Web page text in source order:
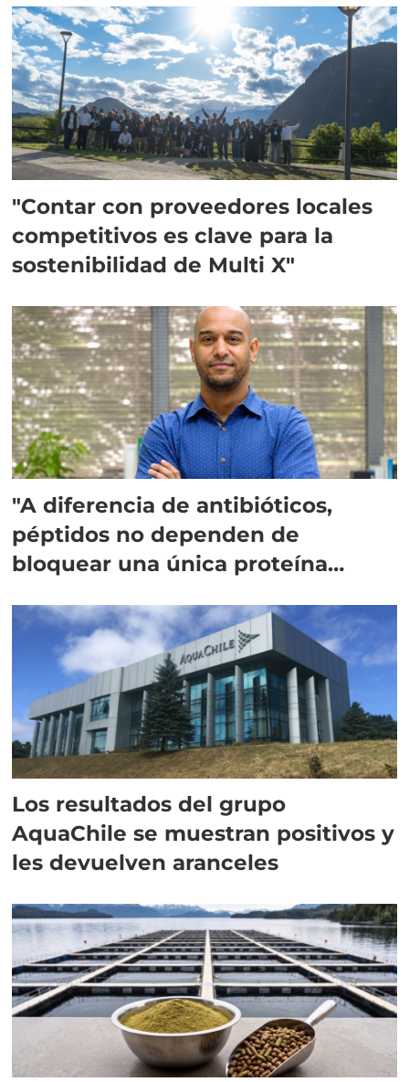
"Contar con proveedores locales
competitivos es clave para la
sostenibilidad de Multi X"
"A diferencia de antibióticos,
péptidos no dependen de
bloquear una única proteína
Los resultados del grupo
AquaChile se muestran positivos y
les devuelven aranceles